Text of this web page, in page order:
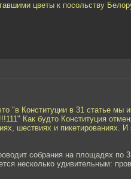
цветы к посольству
"в Конституции в 31 статье мы
Как будто Конституция
шествиях и пикетированиях.
собрания на площадях по
несколько удивительным: